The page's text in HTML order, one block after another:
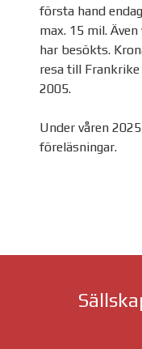
första hand
max. 15 mil.
har besökts.
resa till
2005.
Under våren
föreläsningar.